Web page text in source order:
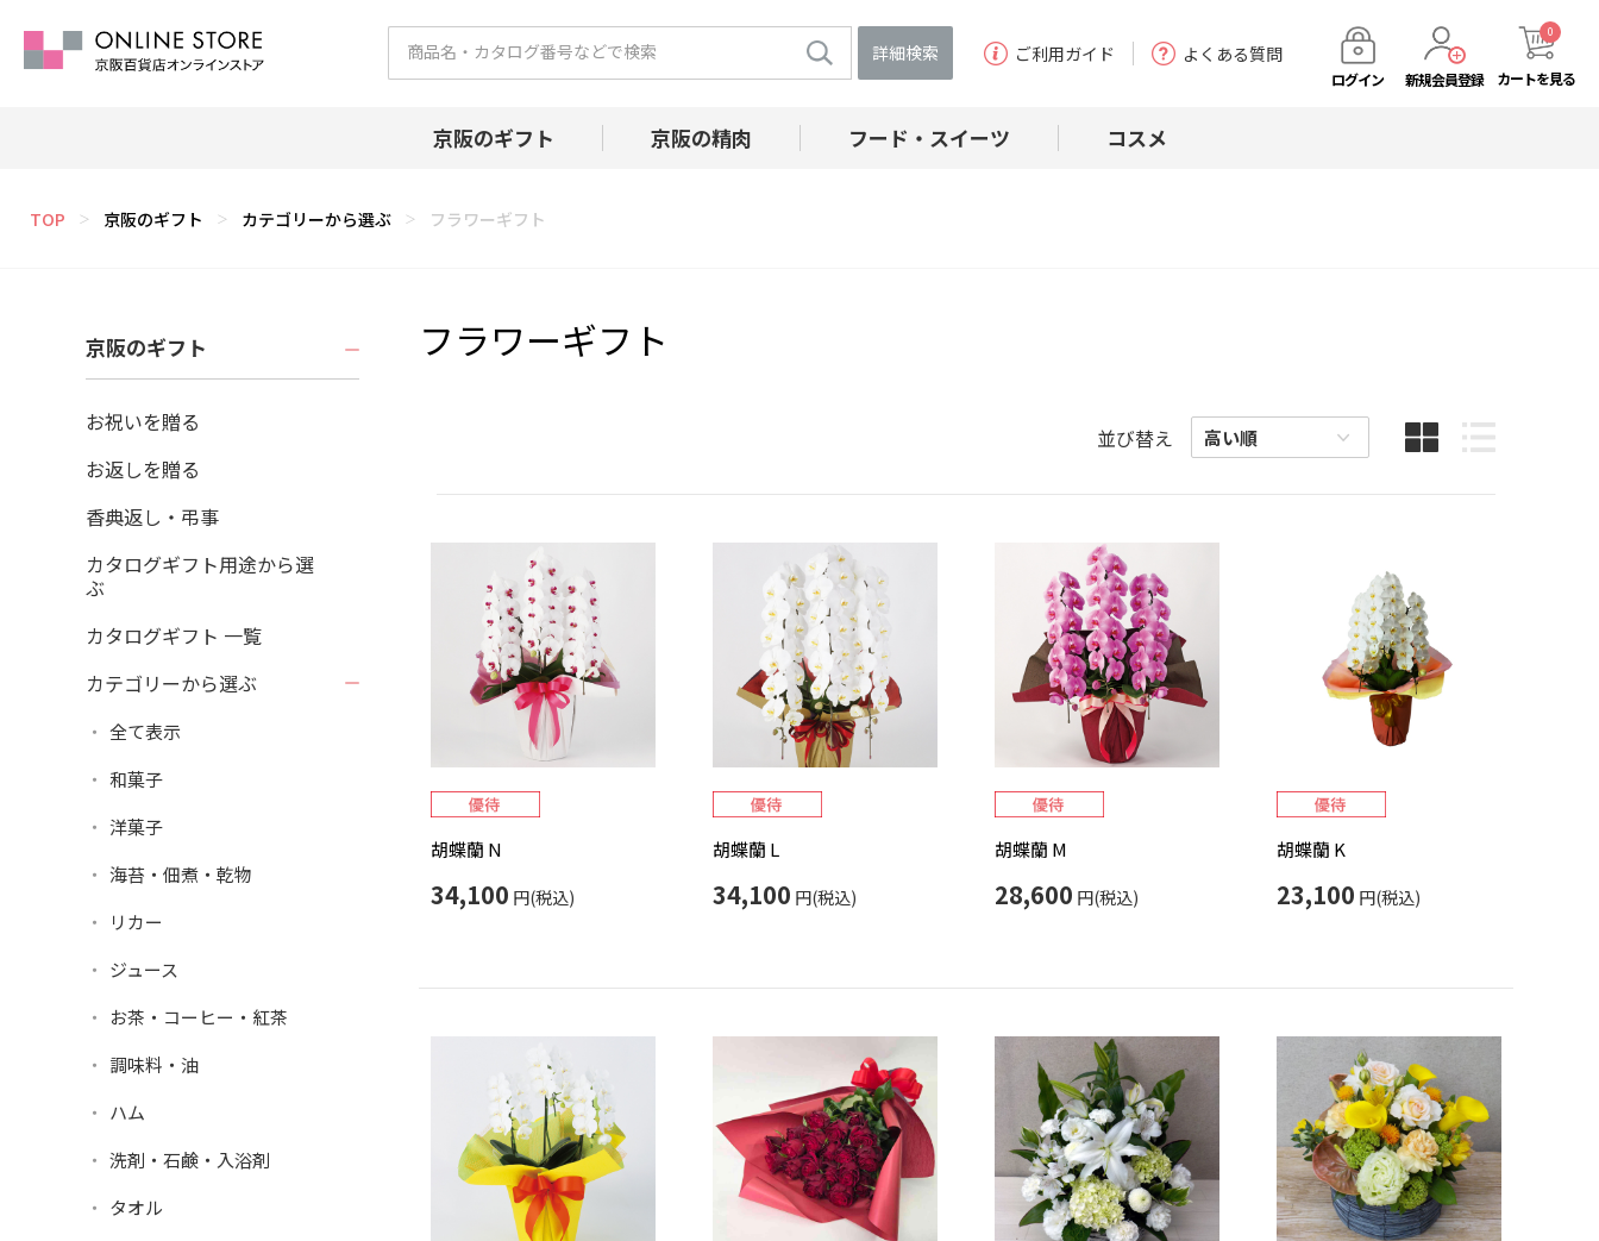
詳細検索 ご利用ガイド よくある質問
ログイン 新規会員登録 カートを見る
0
京阪のギフト 京阪の精肉 フード・スイーツ コスメ
TOP ＞ 京阪のギフト ＞ カテゴリーから選ぶ ＞ フラワーギフト
京阪のギフト
お祝いを贈る
お返しを贈る
香典返し・弔事
カタログギフト用途から選
ぶ
カタログギフト 一覧
カテゴリーから選ぶ
全て表示
和菓子
洋菓子
海苔・佃煮・乾物
リカー
ジュース
お茶・コーヒー・紅茶
調味料・油
ハム
洗剤・石鹸・入浴剤
タオル
フラワーギフト
並び替え
胡蝶蘭 N
34,100 円(税込)
胡蝶蘭 L
34,100 円(税込)
胡蝶蘭 M
28,600 円(税込)
胡蝶蘭 K
23,100 円(税込)